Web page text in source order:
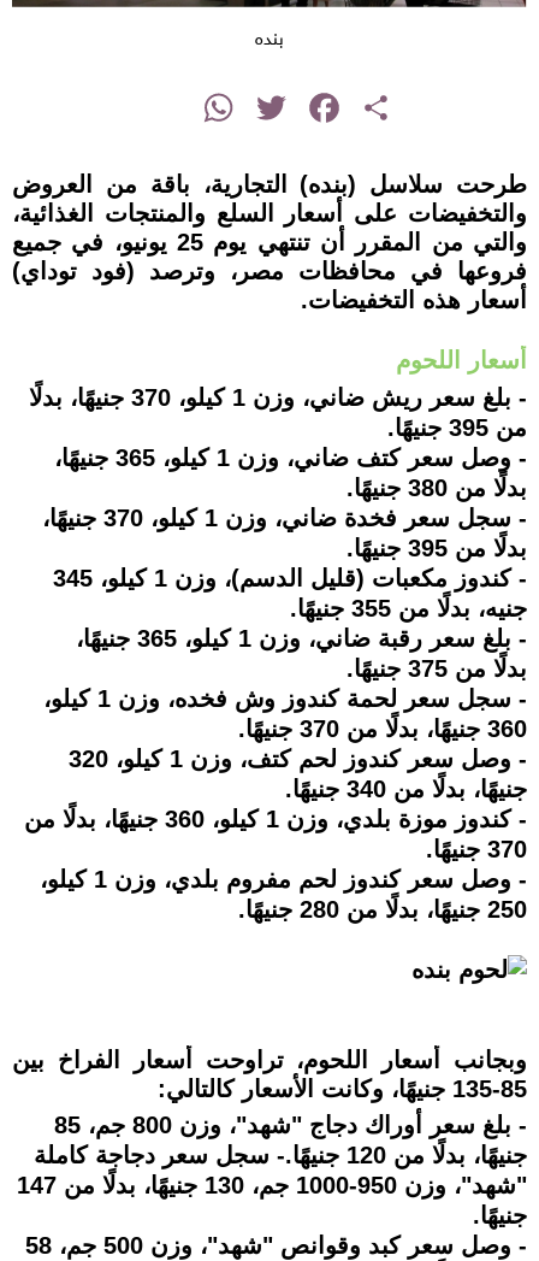
بنده
Share
Facebook
Twitter
WhatsApp
طرحت سلاسل (بنده) التجارية، باقة من العروض
والتخفيضات على أسعار السلع والمنتجات الغذائية،
والتي من المقرر أن تنتهي يوم 25 يونيو، في جميع
فروعها في محافظات مصر، وترصد (فود توداي)
أسعار هذه التخفيضات.
أسعار اللحوم
- بلغ سعر ريش ضاني، وزن 1 كيلو، 370 جنيهًا، بدلًا
من 395 جنيهًا.
- وصل سعر كتف ضاني، وزن 1 كيلو، 365 جنيهًا،
بدلًا من 380 جنيهًا.
- سجل سعر فخدة ضاني، وزن 1 كيلو، 370 جنيهًا،
بدلًا من 395 جنيهًا.
- كندوز مكعبات (قليل الدسم)، وزن 1 كيلو، 345
جنيه، بدلًا من 355 جنيهًا.
- بلغ سعر رقبة ضاني، وزن 1 كيلو، 365 جنيهًا،
بدلًا من 375 جنيهًا.
- سجل سعر لحمة كندوز وش فخده، وزن 1 كيلو،
360 جنيهًا، بدلًا من 370 جنيهًا.
- وصل سعر كندوز لحم كتف، وزن 1 كيلو، 320
جنيهًا، بدلًا من 340 جنيهًا.
- كندوز موزة بلدي، وزن 1 كيلو، 360 جنيهًا، بدلًا من
370 جنيهًا.
- وصل سعر كندوز لحم مفروم بلدي، وزن 1 كيلو،
250 جنيهًا، بدلًا من 280 جنيهًا.
وبجانب أسعار اللحوم، تراوحت أسعار الفراخ بين
85-135 جنيهًا، وكانت الأسعار كالتالي:
- بلغ سعر أوراك دجاج "شهد"، وزن 800 جم، 85
جنيهًا، بدلًا من 120 جنيهًا.- سجل سعر دجاجة كاملة
"شهد"، وزن 950-1000 جم، 130 جنيهًا، بدلًا من 147
جنيهًا.
- وصل سعر كبد وقوانص "شهد"، وزن 500 جم، 58